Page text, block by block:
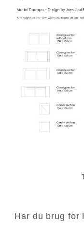
Har du brug